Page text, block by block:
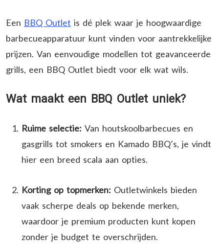
Een BBQ Outlet is dé plek waar je hoogwaardige
barbecueapparatuur kunt vinden voor aantrekkelijke
prijzen. Van eenvoudige modellen tot geavanceerde
grills, een BBQ Outlet biedt voor elk wat wils.
Wat maakt een BBQ Outlet uniek?
Ruime selectie: Van houtskoolbarbecues en
gasgrills tot smokers en Kamado BBQ’s, je vindt
hier een breed scala aan opties.
Korting op topmerken: Outletwinkels bieden
vaak scherpe deals op bekende merken,
waardoor je premium producten kunt kopen
zonder je budget te overschrijden.